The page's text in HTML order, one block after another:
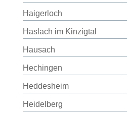
Haigerloch
Haslach im Kinzigtal
Hausach
Hechingen
Heddesheim
Heidelberg